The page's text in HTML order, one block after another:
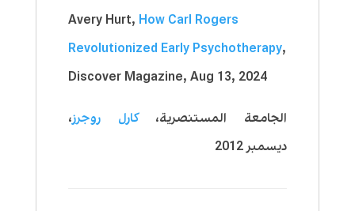
Avery Hurt, How Carl Rogers
Revolutionized Early Psychotherapy,
Discover Magazine, Aug 13, 2024
الجامعة المستنصرية،كارل روجرز،
ديسمبر 2012